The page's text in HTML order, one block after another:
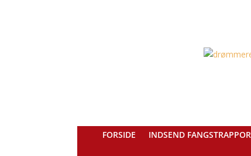
FORSIDE INDSEND